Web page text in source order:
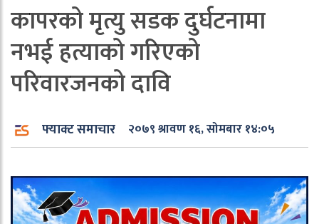
कापरको मृत्यु सडक दुर्घटनामा
नभई हत्याको गरिएको
परिवारजनको दावि
फ्याक्ट समाचार २०७९ श्रावण १६, सोमबार १४:०५